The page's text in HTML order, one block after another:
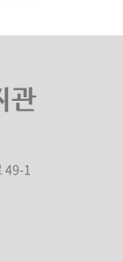
49-1